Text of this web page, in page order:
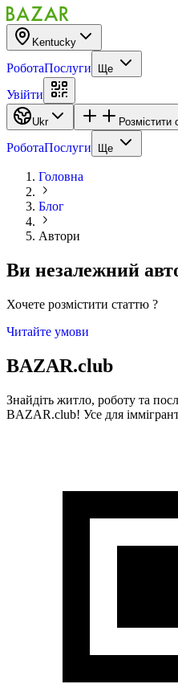
Kentucky
РоботаПослуги Ще
Увійти
Ukr
РоботаПослуги Ще
Головна
Блог
Автори
Ви незалежний
Хочете розмістити статтю ?
Читайте умови
BAZAR.club
Знайдіть житло, роботу та
BAZAR.club! Усе для